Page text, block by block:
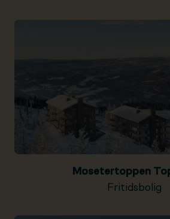
Mosetertoppen
Fritidsbolig